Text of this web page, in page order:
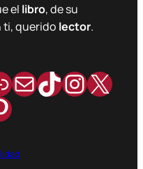
el libro, de su
ti, querido lector.
Correo
TikTok
X